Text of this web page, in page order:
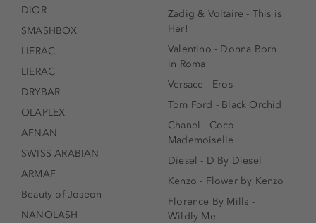
DIOR
SMASHBOX
LIERAC
LIERAC
DRYBAR
OLAPLEX
AFNAN
SWISS ARABIAN
ARMAF
Beauty of Joseon
NANOLASH
Zadig & Voltaire - This is
Her!
Valentino - Donna Born
in Roma
Versace - Eros
Tom Ford - Black Orchid
Chanel - Coco
Mademoiselle
Diesel - D By Diesel
Kenzo - Flower by Kenzo
Florence By Mills -
Wildly Me